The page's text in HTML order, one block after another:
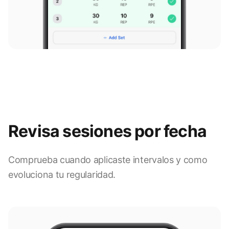
Revisa sesiones por fecha
Comprueba cuando aplicaste intervalos y como
evoluciona tu regularidad.